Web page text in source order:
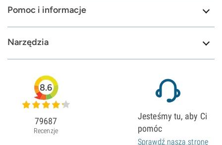
Pomoc i informacje
Narzędzia
8.6
79687
Recenzje
Jesteśmy tu, aby Ci
pomóc
Sprawdź naszą stronę